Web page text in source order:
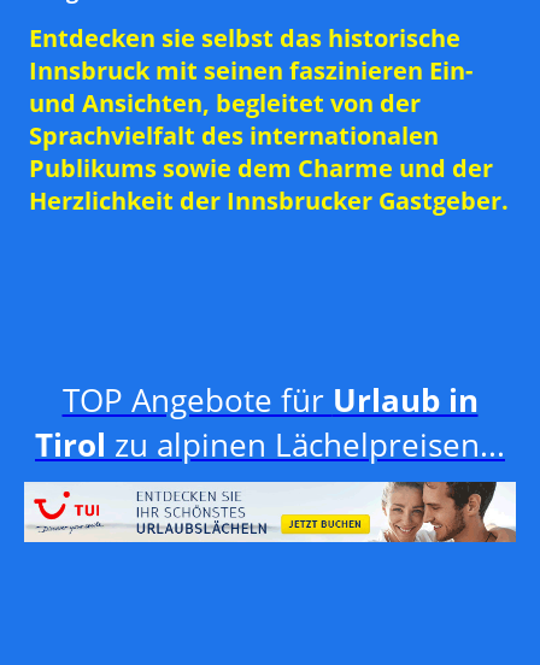
Entdecken sie selbst das historische
Innsbruck mit seinen faszinieren Ein-
und Ansichten, begleitet von der
Sprachvielfalt des internationalen
Publikums sowie dem Charme und der
Herzlichkeit der Innsbrucker Gastgeber.
TOP Angebote für Urlaub in
Tirol zu alpinen Lächelpreisen...